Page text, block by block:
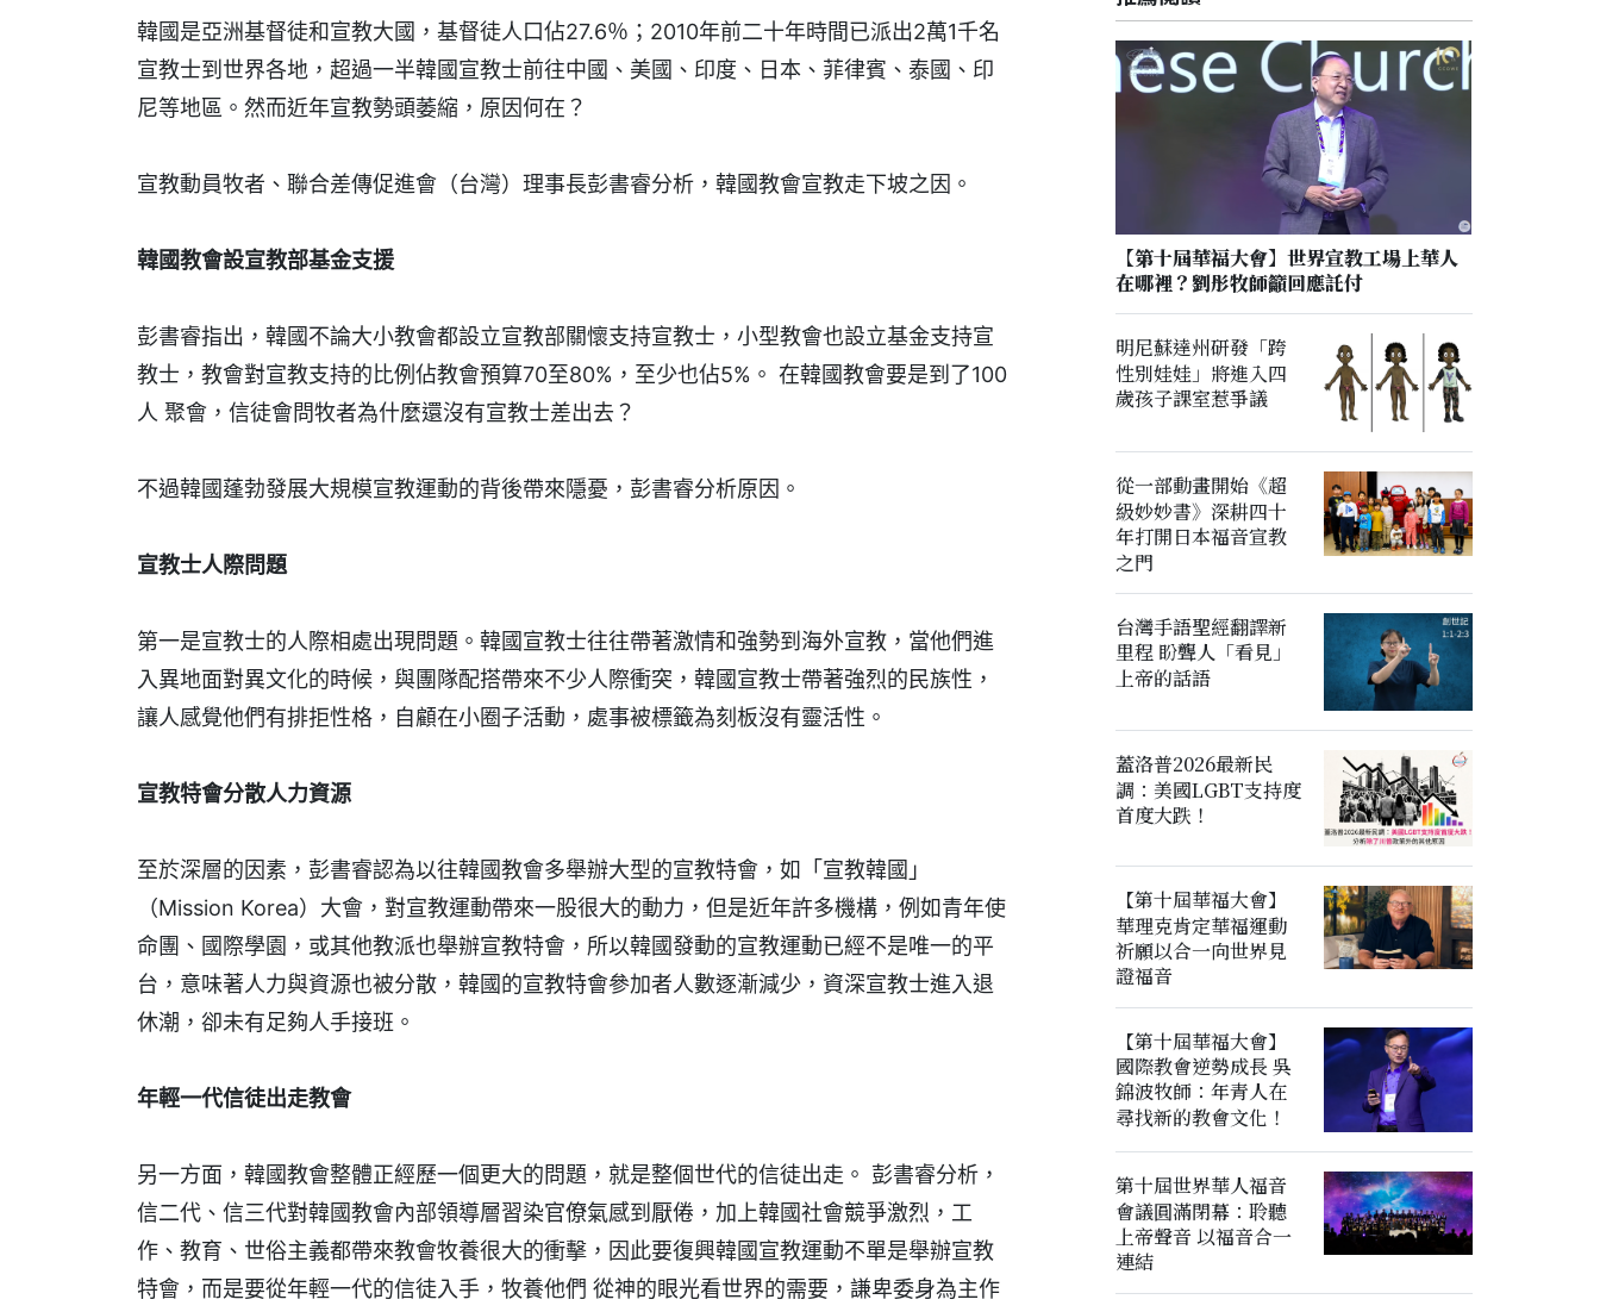
韓國是亞洲基督徒和宣教大國，基督徒人口佔27.6％；2010年前二十年時間已派出2萬1千名
宣教士到世界各地，超過一半韓國宣教士前往中國、美國、印度、日本、菲律賓、泰國、印
尼等地區。然而近年宣教勢頭萎縮，原因何在？
宣教動員牧者、聯合差傳促進會（台灣）理事長彭書睿分析，韓國教會宣教走下坡之因。
韓國教會設宣教部基金支援
彭書睿指出，韓國不論大小教會都設立宣教部關懷支持宣教士，小型教會也設立基金支持宣
教士，教會對宣教支持的比例佔教會預算70至80%，至少也佔5%。 在韓國教會要是到了100
人 聚會，信徒會問牧者為什麼還沒有宣教士差出去？
不過韓國蓬勃發展大規模宣教運動的背後帶來隱憂，彭書睿分析原因。
宣教士人際問題
第一是宣教士的人際相處出現問題。韓國宣教士往往帶著激情和強勢到海外宣教，當他們進
入異地面對異文化的時候，與團隊配搭帶來不少人際衝突，韓國宣教士帶著強烈的民族性，
讓人感覺他們有排拒性格，自顧在小圈子活動，處事被標籤為刻板沒有靈活性。
宣教特會分散人力資源
至於深層的因素，彭書睿認為以往韓國教會多舉辦大型的宣教特會，如「宣教韓國」
（Mission Korea）大會，對宣教運動帶來一股很大的動力，但是近年許多機構，例如青年使
命團、國際學園，或其他教派也舉辦宣教特會，所以韓國發動的宣教運動已經不是唯一的平
台，意味著人力與資源也被分散，韓國的宣教特會參加者人數逐漸減少，資深宣教士進入退
休潮，卻未有足夠人手接班。
年輕一代信徒出走教會
另一方面，韓國教會整體正經歷一個更大的問題，就是整個世代的信徒出走。 彭書睿分析，
信二代、信三代對韓國教會內部領導層習染官僚氣感到厭倦，加上韓國社會競爭激烈，工
作、教育、世俗主義都帶來教會牧養很大的衝擊，因此要復興韓國宣教運動不單是舉辦宣教
特會，而是要從年輕一代的信徒入手，牧養他們 從神的眼光看世界的需要，謙卑委身為主作
【第十屆華福大會】世界宣教工場上華人
在哪裡？劉彤牧師籲回應託付
明尼蘇達州研發「跨
性別娃娃」將進入四
歲孩子課室惹爭議
從一部動畫開始《超
級妙妙書》深耕四十
年打開日本福音宣教
之門
台灣手語聖經翻譯新
里程 盼聾人「看見」
上帝的話語
蓋洛普2026最新民
調：美國LGBT支持度
首度大跌！
【第十屆華福大會】
華理克肯定華福運動
祈願以合一向世界見
證福音
【第十屆華福大會】
國際教會逆勢成長 吳
錦波牧師：年青人在
尋找新的教會文化！
第十屆世界華人福音
會議圓滿閉幕：聆聽
上帝聲音 以福音合一
連結